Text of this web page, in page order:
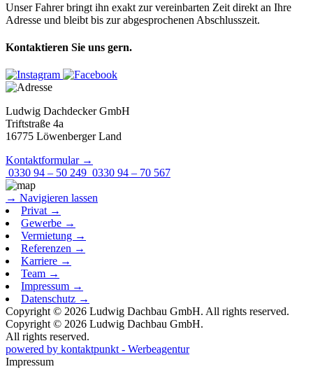
Unser Fahrer bringt ihn exakt zur vereinbarten Zeit direkt an Ihre
Adresse und bleibt bis zur abgesprochenen Abschlusszeit.
Kontaktieren Sie uns gern.
Ludwig Dachdecker GmbH
Triftstraße 4a
16775 Löwenberger Land
Kontaktformular →
0330 94 – 50 249 0330 94 – 70 567
→ Navigieren lassen
Privat →
Gewerbe →
Vermietung →
Referenzen →
Karriere →
Team →
Impressum →
Datenschutz →
Copyright © 2026 Ludwig Dachbau GmbH. All rights reserved.
Copyright © 2026 Ludwig Dachbau GmbH.
All rights reserved.
powered by kontaktpunkt - Werbeagentur
Impressum